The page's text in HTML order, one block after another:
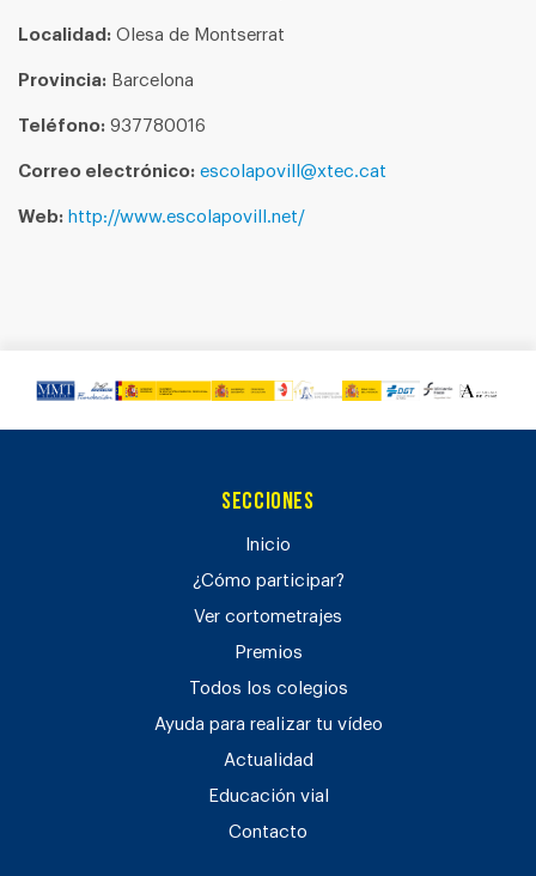
Localidad: Olesa de Montserrat
Provincia: Barcelona
Teléfono: 937780016
Correo electrónico: escolapovill@xtec.cat
Web: http://www.escolapovill.net/
Secciones
Inicio
¿Cómo participar?
Ver cortometrajes
Premios
Todos los colegios
Ayuda para realizar tu vídeo
Actualidad
Educación vial
Contacto